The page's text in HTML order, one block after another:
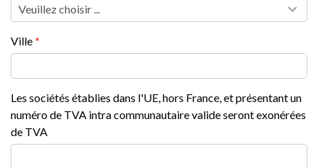
Ville
Les sociétés établies dans l'UE, hors France, et présentant un
numéro de TVA intra communautaire valide seront exonérées
de TVA